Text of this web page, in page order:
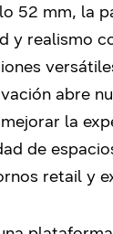
52 mm, la
y realismo
abre
la
de
retail y